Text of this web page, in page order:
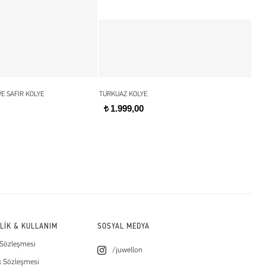
SAFIR KOLYE TURKUAZ KOLYE
t1.999,00
& KULLANIM
Sözleşmesi
SOSYAL MEDYA
/juwellon